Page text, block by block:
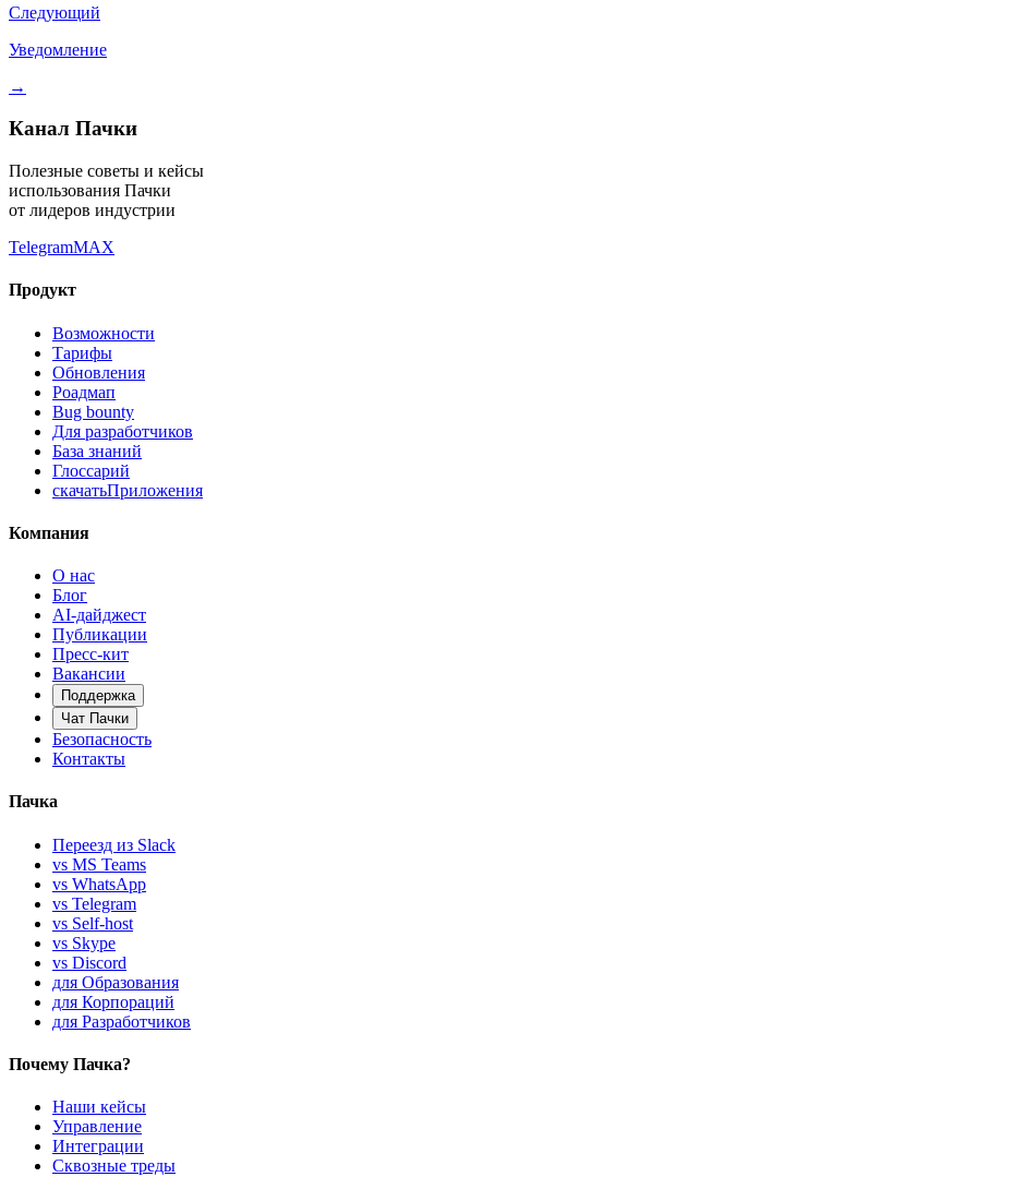
Следующий
Уведомление
→
Канал Пачки
Полезные советы и кейсы
использования Пачки
от лидеров индустрии
TelegramMAX
Продукт
Возможности
Тарифы
Обновления
Роадмап
Bug bounty
Для разработчиков
База знаний
Глоссарий
скачатьПриложения
Компания
О нас
Блог
AI-дайджест
Публикации
Пресс-кит
Вакансии
Поддержка
Чат Пачки
Безопасность
Контакты
Пачка
Переезд из Slack
vs MS Teams
vs WhatsApp
vs Telegram
vs Self-host
vs Skype
vs Discord
для Образования
для Корпораций
для Разработчиков
Почему Пачка?
Наши кейсы
Управление
Интеграции
Сквозные треды